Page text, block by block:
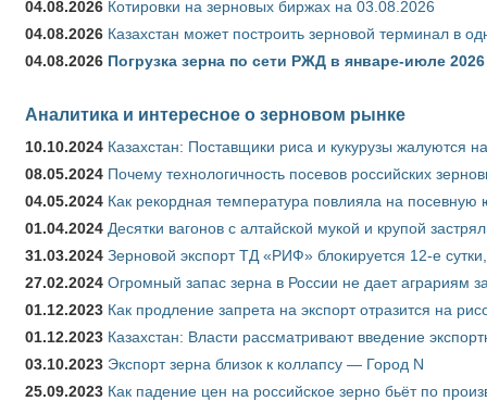
04.08.2026 Котировки на зерновых биржах на 03.08.2026
04.08.2026 Казахстан может построить зерновой терминал в
04.08.2026 Погрузка зерна по сети РЖД в январе-июле
Аналитика и интересное о зерновом рынке
10.10.2024 Казахстан: Поставщики риса и кукурузы жалуются
08.05.2024 Почему технологичность посевов российских
04.05.2024 Как рекордная температура повлияла на
01.04.2024 Десятки вагонов с алтайской мукой и крупой
31.03.2024 Зерновой экспорт ТД «РИФ» блокируется 12-е
27.02.2024 Огромный запас зерна в России не дает аграриям
01.12.2023 Как продление запрета на экспорт отразится на
01.12.2023 Казахстан: Власти рассматривают введение
03.10.2023 Экспорт зерна близок к коллапсу — Город N
25.09.2023 Как падение цен на российское зерно бьёт по